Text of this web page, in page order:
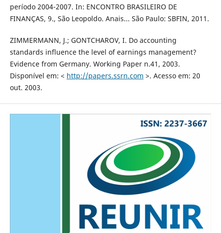
período 2004-2007. In: ENCONTRO BRASILEIRO DE
FINANÇAS, 9., São Leopoldo. Anais... São Paulo: SBFIN, 2011.
ZIMMERMANN, J.; GONTCHAROV, I. Do accounting
standards influence the level of earnings management?
Evidence from Germany. Working Paper n.41, 2003.
Disponível em: < http://papers.ssrn.com >. Acesso em: 20
out. 2003.